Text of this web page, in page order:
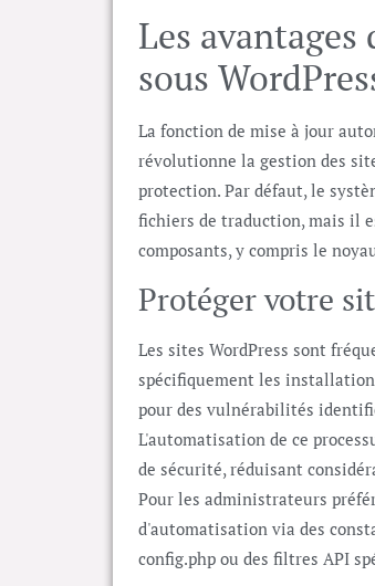
Les
sous
La fonction de mise à jour
révolutionne la gestion des
protection. Par défaut, le
fichiers de traduction, mais il
composants, y compris le
Protéger votre
Les sites WordPress sont
spécifiquement les
pour des vulnérabilités
L'automatisation de ce
de sécurité, réduisant
Pour les administrateurs
d'automatisation via des
config.php ou des filtres API